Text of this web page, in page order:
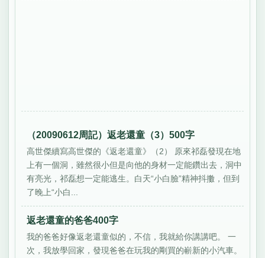
（20090612周記）返老還童（3）500字
高世傑續寫高世傑的《返老還童》（2） 原來祁磊發現在地
上有一個洞，雖然很小但是向他的身材一定能鑽出去，洞中
有亮光，祁磊想一定能逃生。白天“小白臉”精神抖擻，但到
了晚上“小白...
返老還童的爸爸400字
我的爸爸好像返老還童似的，不信，我就給你講講吧。 一
次，我放學回家，發現爸爸在玩我的剛買的嶄新的小汽車。